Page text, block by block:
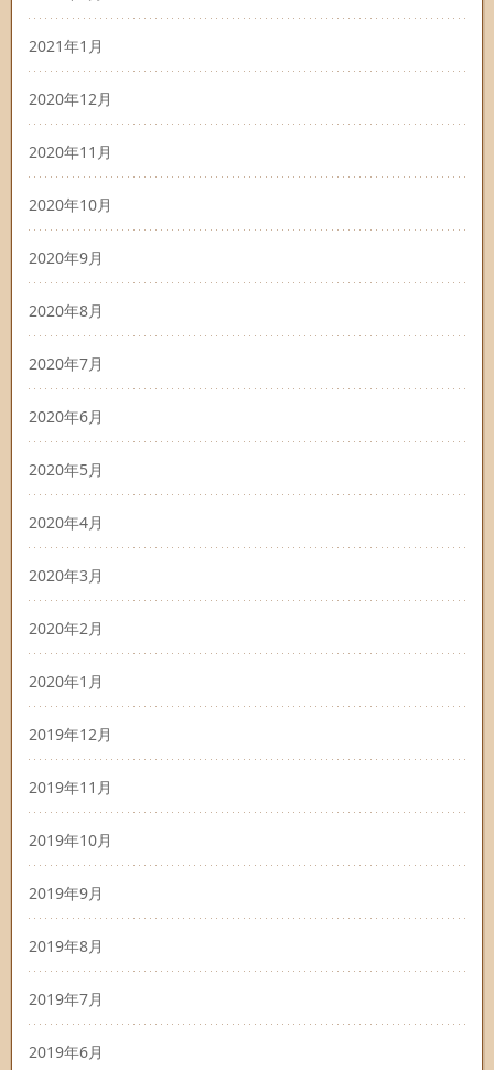
2021年1月
2020年12月
2020年11月
2020年10月
2020年9月
2020年8月
2020年7月
2020年6月
2020年5月
2020年4月
2020年3月
2020年2月
2020年1月
2019年12月
2019年11月
2019年10月
2019年9月
2019年8月
2019年7月
2019年6月